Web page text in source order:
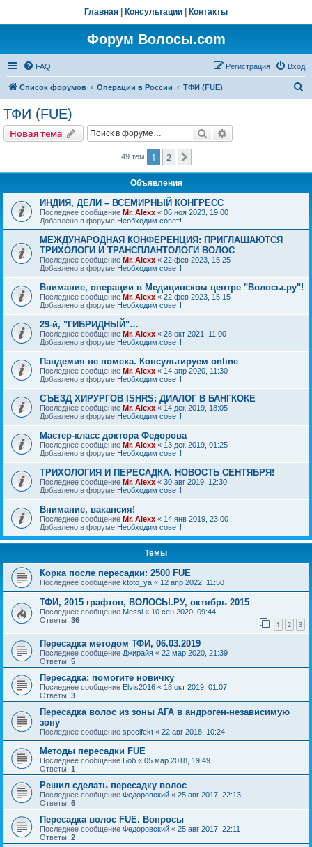
Главная Консультации Контакты
Форум Волосы.com
FAQ Вход
Регистрация
Список форумов Операции в России ТФИ (FUE)
ТФИ (FUE)
Новая тема Поиск
49 тем 1 2
Объявления
ИНДИЯ, ДЕЛИ – ВСЕМИРНЫЙ КОНГРЕСС
Последнее сообщение Mr. Alexx « 06 ноя 2023, 19:00
Добавлено в форуме Необходим совет!
МЕЖДУНАРОДНАЯ КОНФЕРЕНЦИЯ: ПРИГЛАШАЮТСЯ
ТРИХОЛОГИ И ТРАНСПЛАНТОЛОГИ ВОЛОС
Последнее сообщение Mr. Alexx « 22 фев 2023, 15:25
Добавлено в форуме Необходим совет!
Внимание, операции в Медицинском центре "Волосы.ру"!
Последнее сообщение Mr. Alexx « 22 фев 2023, 15:15
Добавлено в форуме Необходим совет!
29-й, "ГИБРИДНЫЙ"…
Последнее сообщение Mr. Alexx « 28 окт 2021, 11:00
Добавлено в форуме Необходим совет!
Пандемия не помеха. Консультируем online
Последнее сообщение Mr. Alexx « 14 апр 2020, 11:30
Добавлено в форуме Необходим совет!
СЪЕЗД ХИРУРГОВ ISHRS: ДИАЛОГ В БАНГКОКЕ
Последнее сообщение Mr. Alexx « 14 дек 2019, 18:05
Добавлено в форуме Необходим совет!
Мастер-класс доктора Федорова
Последнее сообщение Mr. Alexx « 13 дек 2019, 01:25
Добавлено в форуме Необходим совет!
ТРИХОЛОГИЯ И ПЕРЕСАДКА. НОВОСТЬ СЕНТЯБРЯ!
Последнее сообщение Mr. Alexx « 30 авг 2019, 12:30
Добавлено в форуме Необходим совет!
Внимание, вакансия!
Последнее сообщение Mr. Alexx « 14 янв 2019, 23:00
Добавлено в форуме Необходим совет!
Темы
Корка после пересадки: 2500 FUE
Последнее сообщение ktoto_ya « 12 апр 2022, 11:50
ТФИ, 2015 графтов, ВОЛОСЫ.РУ, октябрь 2015
Последнее сообщение Messi « 10 сен 2020, 09:44
Ответы: 36 1 2 3
Пересадка методом ТФИ, 06.03.2019
Последнее сообщение Джирайя « 22 мар 2020, 21:39
Ответы: 5
Пересадка: помогите новичку
Последнее сообщение Elvis2016 « 18 окт 2019, 01:07
Ответы: 3
Пересадка волос из зоны АГА в андроген-независимую
зону
Последнее сообщение specifekt « 22 авг 2018, 10:24
Методы пересадки FUE
Последнее сообщение Боб « 05 мар 2018, 19:49
Ответы: 1
Решил сделать пересадку волос
Последнее сообщение Федоровский « 25 авг 2017, 22:13
Ответы: 6
Пересадка волос FUE. Вопросы
Последнее сообщение Федоровский « 25 авг 2017, 22:11
Ответы: 2